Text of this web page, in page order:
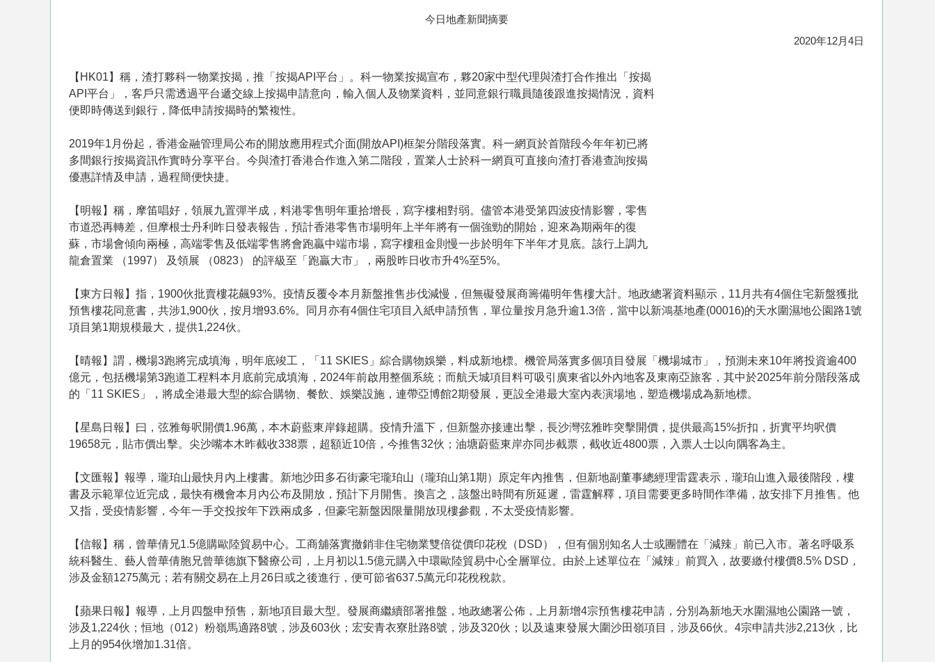
今日地產新聞摘要
2020年12月4日
【HK01】稱，渣打夥科一物業按揭，推「按揭API平台」。科一物業按揭宣布，夥20家中型代理與渣打合作推出「按揭
API平台」，客戶只需透過平台遞交線上按揭申請意向，輸入個人及物業資料，並同意銀行職員隨後跟進按揭情況，資料
便即時傳送到銀行，降低申請按揭時的繁複性。
2019年1月份起，香港金融管理局公布的開放應用程式介面(開放API)框架分階段落實。科一網頁於首階段今年年初已將
多間銀行按揭資訊作實時分享平台。今與渣打香港合作進入第二階段，置業人士於科一網頁可直接向渣打香港查詢按揭
優惠詳情及申請，過程簡便快捷。
【明報】稱，摩笛唱好，領展九置彈半成，料港零售明年重拾增長，寫字樓相對弱。儘管本港受第四波疫情影響，零售
市道恐再轉差，但摩根士丹利昨日發表報告，預計香港零售市場明年上半年將有一個強勁的開始，迎來為期兩年的復
蘇，市場會傾向兩極，高端零售及低端零售將會跑贏中端市場，寫字樓租金則慢一步於明年下半年才見底。該行上調九
龍倉置業 （1997） 及領展 （0823） 的評級至「跑贏大市」，兩股昨日收市升4%至5%。
【東方日報】指，1900伙批賣樓花飆93%。疫情反覆令本月新盤推售步伐減慢，但無礙發展商籌備明年售樓大計。地政總署資料顯示，11月共有4個住宅新盤獲批
預售樓花同意書，共涉1,900伙，按月增93.6%。同月亦有4個住宅項目入紙申請預售，單位量按月急升逾1.3倍，當中以新鴻基地產(00016)的天水圍濕地公園路1號
項目第1期規模最大，提供1,224伙。
【晴報】謂，機場3跑將完成填海，明年底竣工，「11 SKIES」綜合購物娛樂，料成新地標。機管局落實多個項目發展「機場城市」，預測未來10年將投資逾400
億元，包括機場第3跑道工程料本月底前完成填海，2024年前啟用整個系統；而航天城項目料可吸引廣東省以外內地客及東南亞旅客，其中於2025年前分階段落成
的「11 SKIES」，將成全港最大型的綜合購物、餐飲、娛樂設施，連帶亞博館2期發展，更設全港最大室內表演場地，塑造機場成為新地標。
【星島日報】曰，弦雅每呎開價1.96萬，本木蔚藍東岸錄超購。疫情升溫下，但新盤亦接連出擊，長沙灣弦雅昨突擊開價，提供最高15%折扣，折實平均呎價
19658元，貼市價出擊。尖沙嘴本木昨截收338票，超額近10倍，今推售32伙；油塘蔚藍東岸亦同步截票，截收近4800票，入票人士以向隅客為主。
【文匯報】報導，瓏珀山最快月內上樓書。新地沙田多石街豪宅瓏珀山（瓏珀山第1期）原定年內推售，但新地副董事總經理雷霆表示，瓏珀山進入最後階段，樓
書及示範單位近完成，最快有機會本月內公布及開放，預計下月開售。換言之，該盤出時間有所延遲，雷霆解釋，項目需要更多時間作準備，故安排下月推售。他
又指，受疫情影響，今年一手交投按年下跌兩成多，但豪宅新盤因限量開放現樓參觀，不太受疫情影響。
【信報】稱，曾華倩兄1.5億購歐陸貿易中心。工商舖落實撤銷非住宅物業雙倍從價印花稅（DSD），但有個別知名人士或團體在「減辣」前已入市。著名呼吸系
統科醫生、藝人曾華倩胞兄曾華德旗下醫療公司，上月初以1.5億元購入中環歐陸貿易中心全層單位。由於上述單位在「減辣」前買入，故要繳付樓價8.5% DSD，
涉及金額1275萬元；若有關交易在上月26日或之後進行，便可節省637.5萬元印花稅稅款。
【蘋果日報】報導，上月四盤申預售，新地項目最大型。發展商繼續部署推盤，地政總署公佈，上月新增4宗預售樓花申請，分別為新地天水圍濕地公園路一號，
涉及1,224伙；恒地（012）粉嶺馬適路8號，涉及603伙；宏安青衣寮肚路8號，涉及320伙；以及遠東發展大圍沙田嶺項目，涉及66伙。4宗申請共涉2,213伙，比
上月的954伙增加1.31倍。